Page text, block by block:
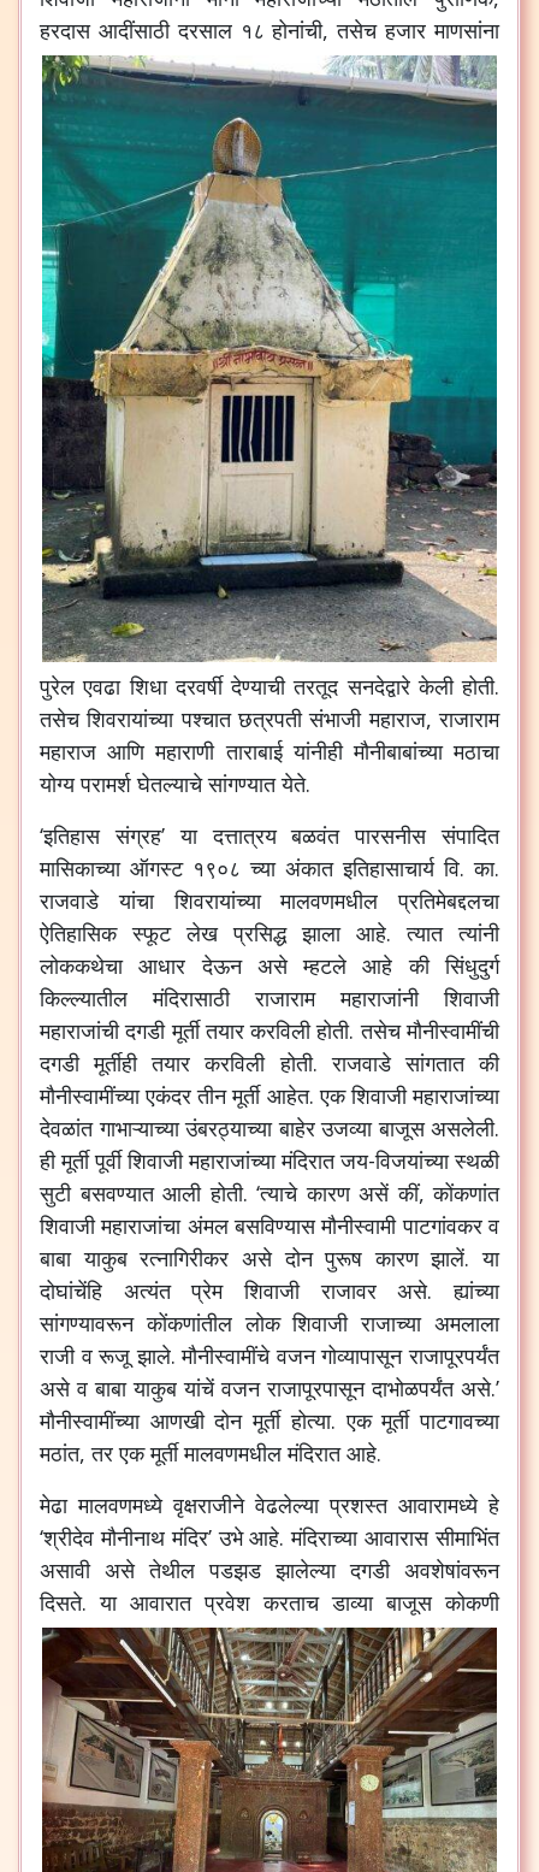
हरदास आदींसाठी दरसाल १८ होनांची,तसेच हजार माणसांना
पुरेल एवढा शिधा दरवर्षी देण्याची तरतूद सनदेद्वारे केली होती.
तसेच शिवरायांच्या पश्चात छत्रपती संभाजी महाराज, राजाराम
महाराज आणि महाराणी ताराबाई यांनीही मौनीबाबांच्या मठाचा
योग्य परामर्श घेतल्याचे सांगण्यात येते.
‘इतिहास संग्रह’ या दत्तात्रय बळवंत पारसनीस संपादित
मासिकाच्या ऑगस्ट १९०८ च्या अंकात इतिहासाचार्य वि. का.
राजवाडे यांचा शिवरायांच्या मालवणमधील प्रतिमेबद्दलचा
ऐतिहासिक स्फूट लेख प्रसिद्ध झाला आहे. त्यात त्यांनी
लोककथेचा आधार देऊन असे म्हटले आहे की सिंधुदुर्ग
किल्ल्यातील मंदिरासाठी राजाराम महाराजांनी शिवाजी
महाराजांची दगडी मूर्ती तयार करविली होती. तसेच मौनीस्वामींची
दगडी मूर्तीही तयार करविली होती. राजवाडे सांगतात की
मौनीस्वामींच्या एकंदर तीन मूर्ती आहेत. एक शिवाजी महाराजांच्या
देवळांत गाभाऱ्याच्या उंबरठ्याच्या बाहेर उजव्या बाजूस असलेली.
ही मूर्ती पूर्वी शिवाजी महाराजांच्या मंदिरात जय-विजयांच्या स्थळी
सुटी बसवण्यात आली होती. ‘त्याचे कारण असें कीं, कोंकणांत
शिवाजी महाराजांचा अंमल बसविण्यास मौनीस्वामी पाटगांवकर व
बाबा याकुब रत्नागिरीकर असे दोन पुरूष कारण झालें. या
दोघांचेंहि अत्यंत प्रेम शिवाजी राजावर असे. ह्यांच्या
सांगण्यावरून कोंकणांतील लोक शिवाजी राजाच्या अमलाला
राजी व रूजू झाले. मौनीस्वामींचे वजन गोव्यापासून राजापूरपर्यंत
असे व बाबा याकुब यांचें वजन राजापूरपासून दाभोळपर्यंत असे.’
मौनीस्वामींच्या आणखी दोन मूर्ती होत्या. एक मूर्ती पाटगावच्या
मठांत, तर एक मूर्ती मालवणमधील मंदिरात आहे.
मेढा मालवणमध्ये वृक्षराजीने वेढलेल्या प्रशस्त आवारामध्ये हे
‘श्रीदेव मौनीनाथ मंदिर’ उभे आहे. मंदिराच्या आवारास सीमाभिंत
असावी असे तेथील पडझड झालेल्या दगडी अवशेषांवरून
दिसते. या आवारात प्रवेश करताच डाव्या बाजूस कोकणी